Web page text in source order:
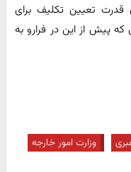
تعیین تکلیف برای
پیش از این در فرارو به
وزارت امور خارجه